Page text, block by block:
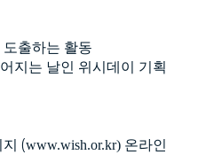
출하는 활동
지는 날인 위시데이 기획
(www.wish.or.kr) 온라인